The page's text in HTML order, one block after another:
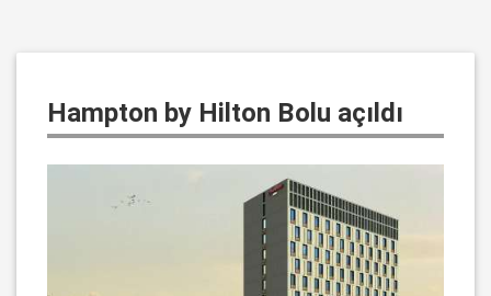
Hampton by Hilton Bolu açıldı